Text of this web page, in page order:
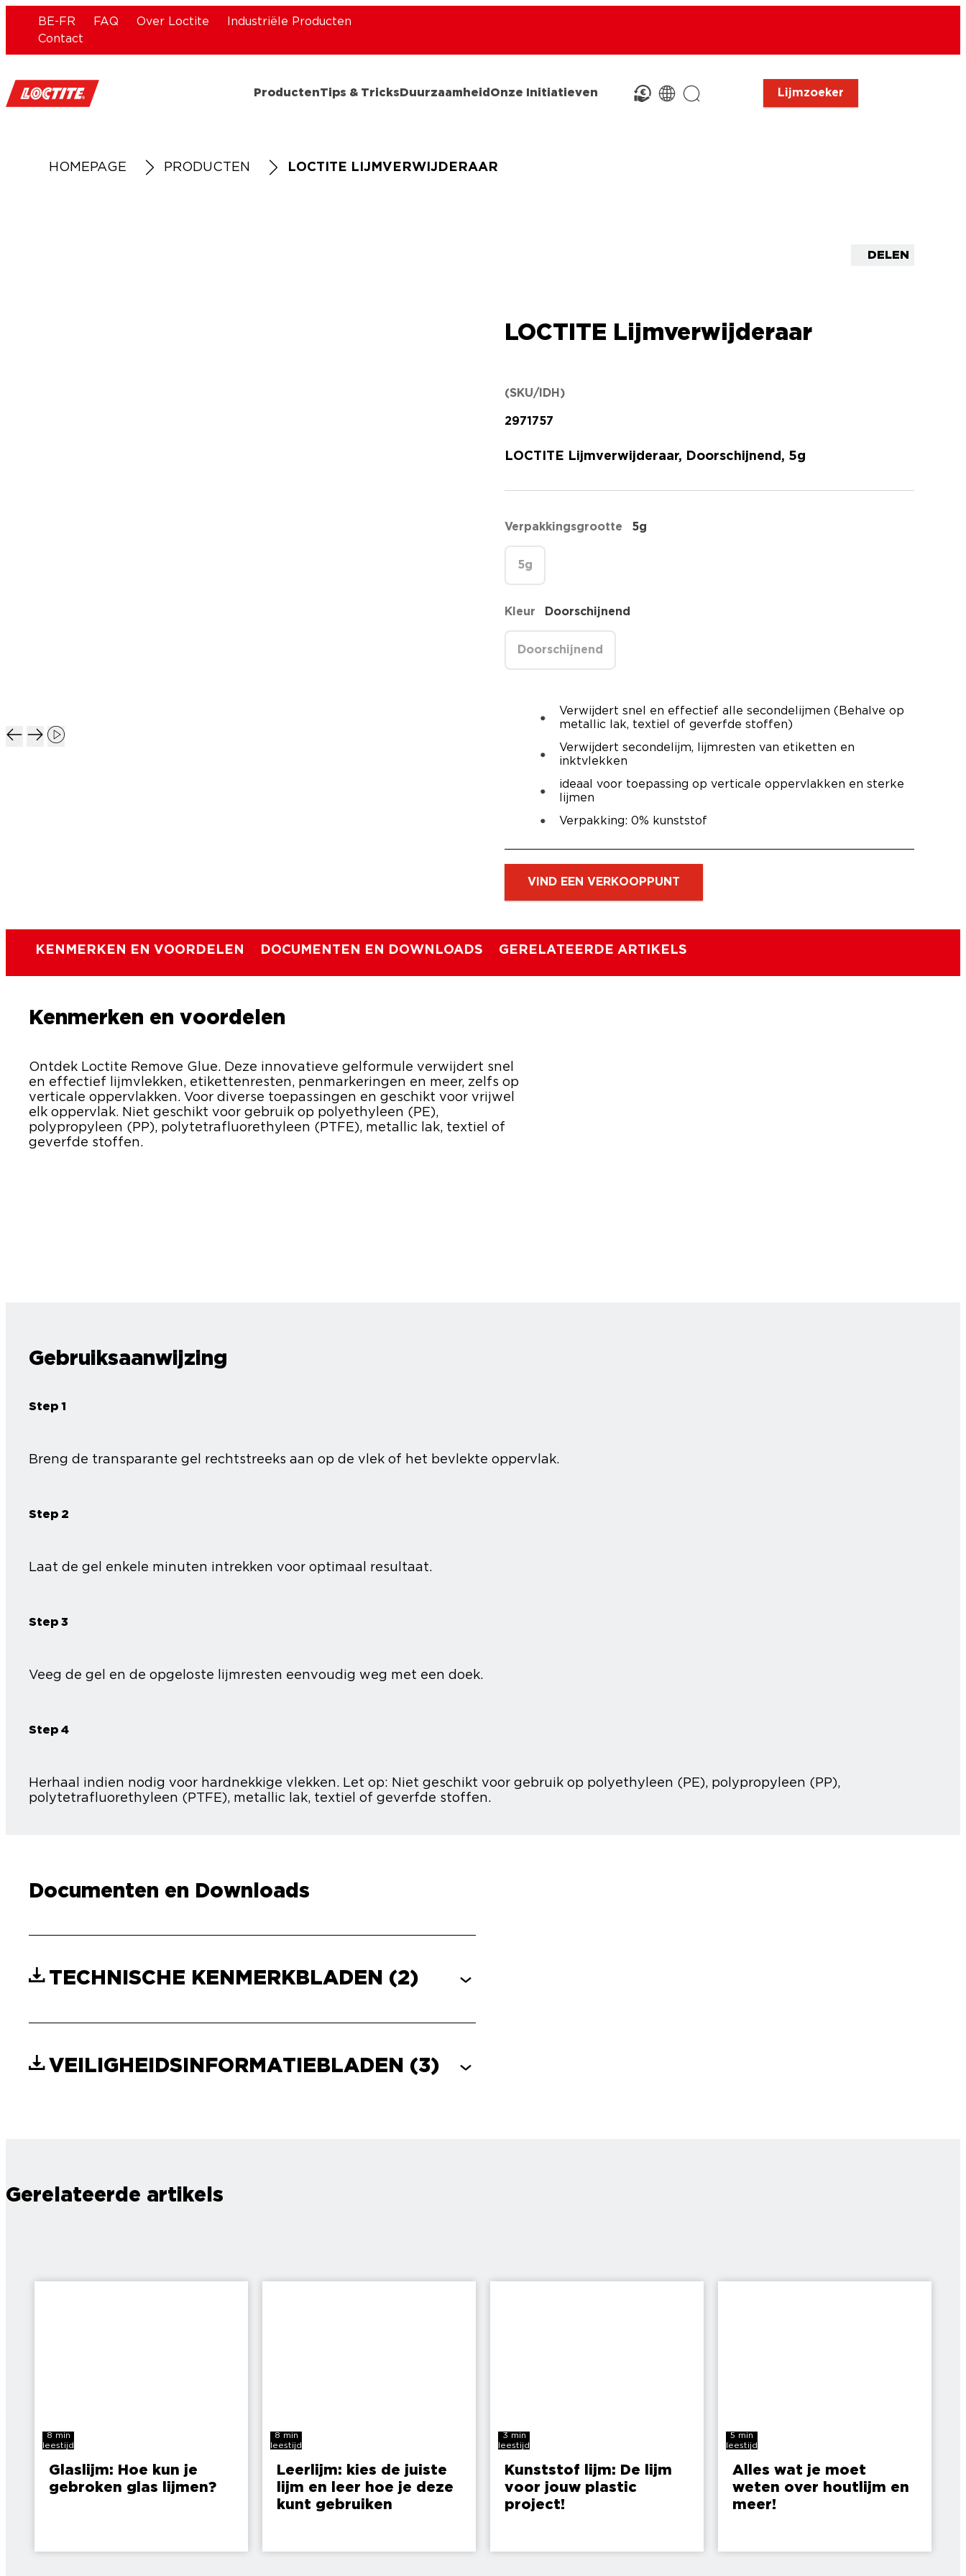
BE-FR FAQ Over Loctite
Industriële Producten
Contact
ProductenTips & Tricks Duurzaamheid Onze Initiatieven Lijmzoeker
HOMEPAGE PRODUCTEN LOCTITE LIJMVERWIJDERAAR
DELEN
LOCTITE Lijmverwijderaar
(SKU/IDH)
2971757
LOCTITE Lijmverwijderaar, Doorschijnend, 5g
Verpakkingsgrootte 5g
5g
Kleur Doorschijnend
Doorschijnend
Verwijdert snel en effectief alle secondelijmen (Behalve op
metallic lak, textiel of geverfde stoffen)
Verwijdert secondelijm, lijmresten van etiketten en
inktvlekken
ideaal voor toepassing op verticale oppervlakken en sterke
lijmen
Verpakking: 0% kunststof
VIND EEN VERKOOPPUNT
KENMERKEN EN VOORDELEN DOCUMENTEN EN DOWNLOADS GERELATEERDE ARTIKELS
Kenmerken en voordelen
Ontdek Loctite Remove Glue. Deze innovatieve gelformule verwijdert snel
en effectief lijmvlekken, etikettenresten, penmarkeringen en meer, zelfs op
verticale oppervlakken. Voor diverse toepassingen en geschikt voor vrijwel
elk oppervlak. Niet geschikt voor gebruik op polyethyleen (PE),
polypropyleen (PP), polytetrafluorethyleen (PTFE), metallic lak, textiel of
geverfde stoffen.
Gebruiksaanwijzing
Step 1
Breng de transparante gel rechtstreeks aan op de vlek of het bevlekte oppervlak.
Step 2
Laat de gel enkele minuten intrekken voor optimaal resultaat.
Step 3
Veeg de gel en de opgeloste lijmresten eenvoudig weg met een doek.
Step 4
Herhaal indien nodig voor hardnekkige vlekken. Let op: Niet geschikt voor gebruik op polyethyleen (PE), polypropyleen (PP),
polytetrafluorethyleen (PTFE), metallic lak, textiel of geverfde stoffen.
Documenten en Downloads
TECHNISCHE KENMERKBLADEN (2)
VEILIGHEIDSINFORMATIEBLADEN (3)
Gerelateerde artikels
8 min
leestijd
Glaslijm: Hoe kun je
gebroken glas lijmen?
8 min
leestijd
Leerlijm: kies de juiste
lijm en leer hoe je deze
kunt gebruiken
3 min
leestijd
Kunststof lijm: De lijm
voor jouw plastic
project!
5 min
leestijd
Alles wat je moet
weten over houtlijm en
meer!